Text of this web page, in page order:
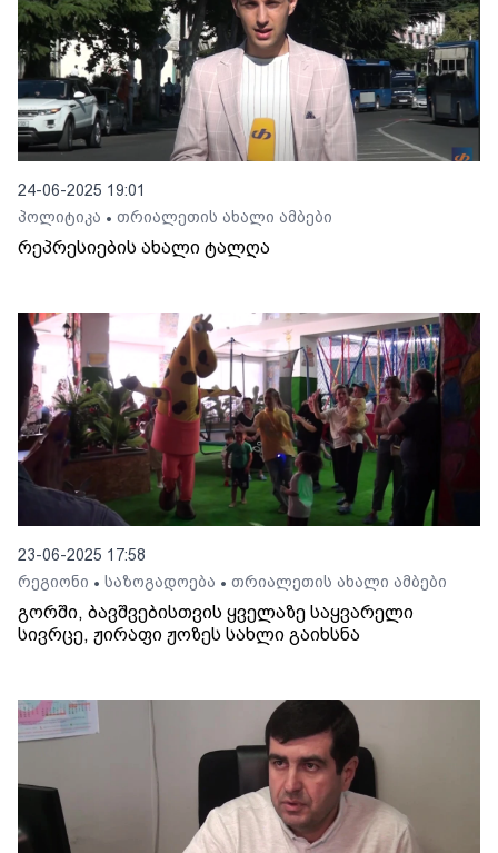
24-06-2025 19:01
პოლიტიკა • თრიალეთის ახალი ამბები
რეპრესიების ახალი ტალღა
23-06-2025 17:58
რეგიონი • საზოგადოება • თრიალეთის ახალი ამბები
გორში, ბავშვებისთვის ყველაზე საყვარელი
სივრცე, ჟირაფი ჟოზეს სახლი გაიხსნა